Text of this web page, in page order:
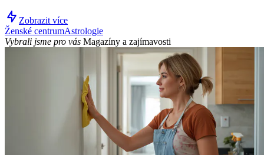
Zobrazit více
Ženské centrumAstrologie
Vybrali jsme pro vás Magazíny a zajímavosti